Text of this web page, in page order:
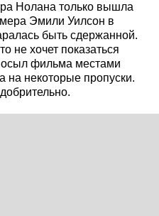
Нолана только вышла
Эмили Уилсон в
быть сдержанной.
не хочет показаться
фильма местами
на некоторые пропуски.